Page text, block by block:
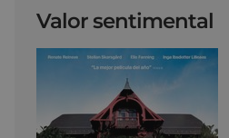
Valor sentimental